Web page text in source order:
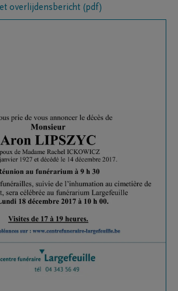
overlijdensbericht (pdf)